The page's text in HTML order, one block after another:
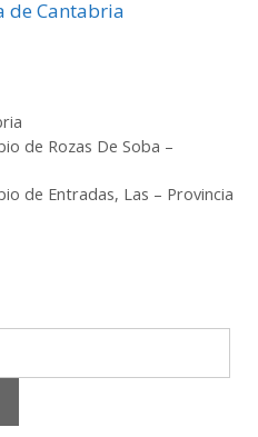
de Cantabria
de Rozas De Soba –
de Entradas, Las – Provincia